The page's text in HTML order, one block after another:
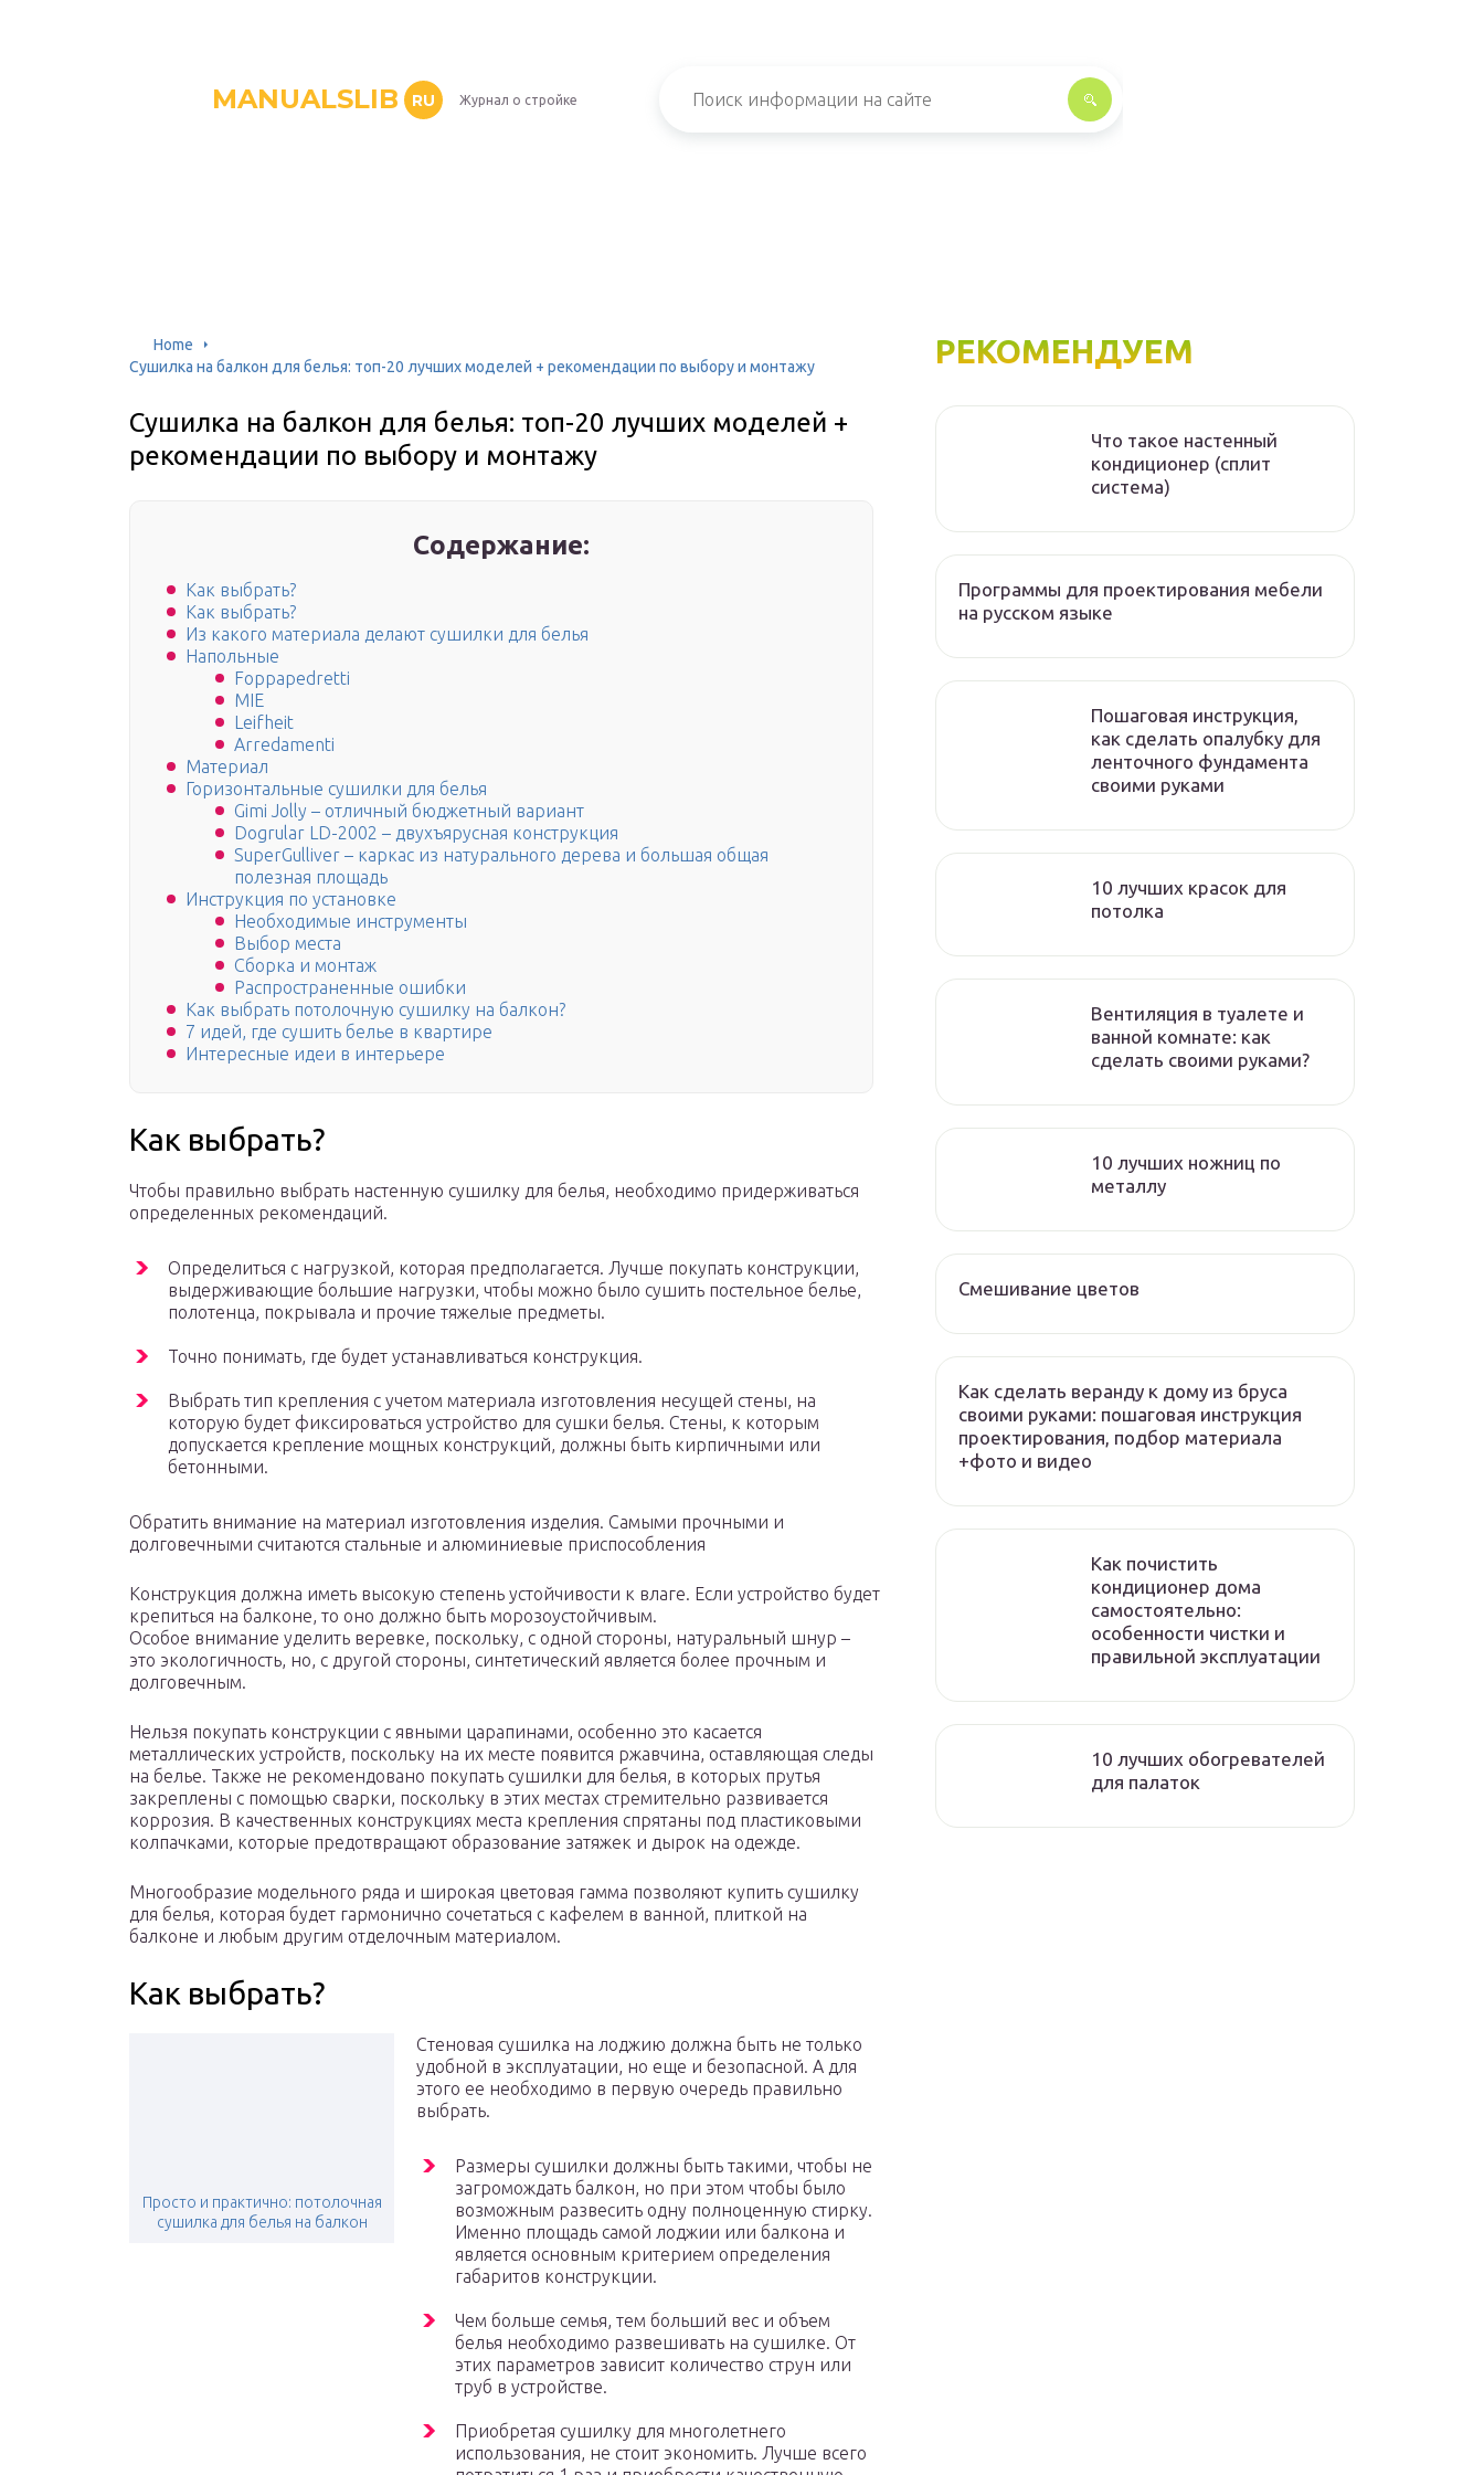
MANUALSLIB RU Журнал о стройке
Home
Сушилка на балкон для белья: топ-20 лучших моделей + рекомендации по выбору и монтажу
Сушилка на балкон для белья: топ-20 лучших моделей +
рекомендации по выбору и монтажу
Содержание:
Как выбрать?
Как выбрать?
Из какого материала делают сушилки для белья
Напольные
Foppapedretti
MIE
Leifheit
Arredamenti
Материал
Горизонтальные сушилки для белья
Gimi Jolly – отличный бюджетный вариант
Dogrular LD-2002 – двухъярусная конструкция
SuperGulliver – каркас из натурального дерева и большая общая
полезная площадь
Инструкция по установке
Необходимые инструменты
Выбор места
Сборка и монтаж
Распространенные ошибки
Как выбрать потолочную сушилку на балкон?
7 идей, где сушить белье в квартире
Интересные идеи в интерьере
Как выбрать?
Чтобы правильно выбрать настенную сушилку для белья, необходимо придерживаться
определенных рекомендаций.
Определиться с нагрузкой, которая предполагается. Лучше покупать конструкции,
выдерживающие большие нагрузки, чтобы можно было сушить постельное белье,
полотенца, покрывала и прочие тяжелые предметы.
Точно понимать, где будет устанавливаться конструкция.
Выбрать тип крепления с учетом материала изготовления несущей стены, на
которую будет фиксироваться устройство для сушки белья. Стены, к которым
допускается крепление мощных конструкций, должны быть кирпичными или
бетонными.
Обратить внимание на материал изготовления изделия. Самыми прочными и
долговечными считаются стальные и алюминиевые приспособления
Конструкция должна иметь высокую степень устойчивости к влаге. Если устройство будет
крепиться на балконе, то оно должно быть морозоустойчивым.
Особое внимание уделить веревке, поскольку, с одной стороны, натуральный шнур –
это экологичность, но, с другой стороны, синтетический является более прочным и
долговечным.
Нельзя покупать конструкции с явными царапинами, особенно это касается
металлических устройств, поскольку на их месте появится ржавчина, оставляющая следы
на белье. Также не рекомендовано покупать сушилки для белья, в которых прутья
закреплены с помощью сварки, поскольку в этих местах стремительно развивается
коррозия. В качественных конструкциях места крепления спрятаны под пластиковыми
колпачками, которые предотвращают образование затяжек и дырок на одежде.
Многообразие модельного ряда и широкая цветовая гамма позволяют купить сушилку
для белья, которая будет гармонично сочетаться с кафелем в ванной, плиткой на
балконе и любым другим отделочным материалом.
Как выбрать?
Просто и практично: потолочная
сушилка для белья на балкон
Стеновая сушилка на лоджию должна быть не только
удобной в эксплуатации, но еще и безопасной. А для
этого ее необходимо в первую очередь правильно
выбрать.
Размеры сушилки должны быть такими, чтобы не
загромождать балкон, но при этом чтобы было
возможным развесить одну полноценную стирку.
Именно площадь самой лоджии или балкона и
является основным критерием определения
габаритов конструкции.
Чем больше семья, тем больший вес и объем
белья необходимо развешивать на сушилке. От
этих параметров зависит количество струн или
труб в устройстве.
Приобретая сушилку для многолетнего
использования, не стоит экономить. Лучше всего
РЕКОМЕНДУЕМ
Что такое настенный
кондиционер (сплит
система)
Программы для проектирования мебели
на русском языке
Пошаговая инструкция,
как сделать опалубку для
ленточного фундамента
своими руками
10 лучших красок для
потолка
Вентиляция в туалете и
ванной комнате: как
сделать своими руками?
10 лучших ножниц по
металлу
Смешивание цветов
Как сделать веранду к дому из бруса
своими руками: пошаговая инструкция
проектирования, подбор материала
+фото и видео
Как почистить
кондиционер дома
самостоятельно:
особенности чистки и
правильной эксплуатации
10 лучших обогревателей
для палаток